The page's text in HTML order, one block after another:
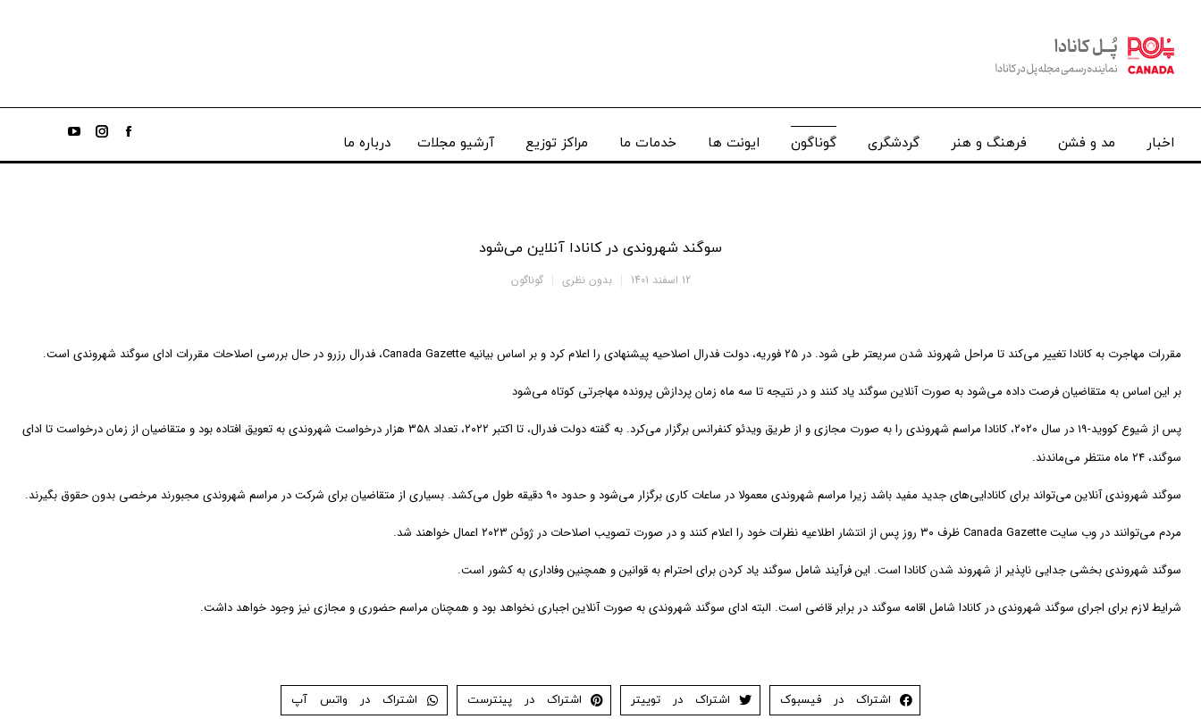
اخبار مد و فشن فرهنگ و هنر گردشگری گوناگون ایونت ها خدمات ما مراکز توزیع آرشیو مجلات درباره ما
سوگند شهروندی در کانادا آنلاین می‌شود
12 اسفند 1401 بدون نظری گوناگون
مقررات مهاجرت به کانادا تغییر می‌کند تا مراحل شهروند شدن سریعتر طی شود. در ۲۵ فوریه، دولت فدرال اصلاحیه پیشنهادی را اعلام کرد و بر اساس بیانیه Canada Gazette، فدرال رزرو در حال بررسی اصلاحات مقررات ادای سوگند شهروندی است.
بر این اساس به متقاضیان فرصت داده می‌شود به صورت آنلاین سوگند یاد کنند و در نتیجه تا سه ماه زمان پردازش پرونده مهاجرتی کوتاه می‌شود
پس از شیوع کووید-۱۹ در سال ۲۰۲۰، کانادا مراسم شهروندی را به صورت مجازی و از طریق ویدئو کنفرانس برگزار می‌کرد. به گفته دولت فدرال، تا اکتبر ۲۰۲۲، تعداد ۳۵۸ هزار درخواست شهروندی به تعویق افتاده بود و متقاضیان از زمان درخواست تا ادای
سوگند، ۲۴ ماه منتظر می‌ماندند.
سوگند شهروندی آنلاین می‌تواند برای کانادایی‌های جدید مفید باشد زیرا مراسم شهروندی معمولا در ساعات کاری برگزار می‌شود و حدود ۹۰ دقیقه طول می‌کشد. بسیاری از متقاضیان برای شرکت در مراسم شهروندی مجبورند مرخصی بدون حقوق بگیرند.
مردم می‌توانند در وب سایت Canada Gazette ظرف ۳۰ روز پس از انتشار اطلاعیه نظرات خود را اعلام کنند و در صورت تصویب اصلاحات در ژوئن ۲۰۲۳ اعمال خواهند شد.
سوگند شهروندی بخشی جدایی ناپذیر از شهروند شدن کانادا است. این فرآیند شامل سوگند یاد کردن برای احترام به قوانین و همچنین وفاداری به کشور است.
شرایط لازم برای اجرای سوگند شهروندی در کانادا شامل اقامه سوگند در برابر قاضی است. البته ادای سوگند شهروندی به صورت آنلاین اجباری نخواهد بود و همچنان مراسم حضوری و مجازی نیز وجود خواهد داشت.
اشتراک در فیسبوک اشتراک در توییتر اشتراک در پینترست اشتراک در واتس آپ